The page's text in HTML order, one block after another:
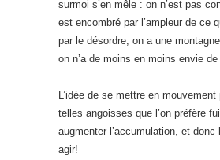
surmoi s’en mêle : on n’est pas
est encombré par l’ampleur de ce
par le désordre, on a une
on n’a de moins en moins envie de
L’idée de se mettre en
telles angoisses que l’on préfère
augmenter l’accumulation, et
agir!